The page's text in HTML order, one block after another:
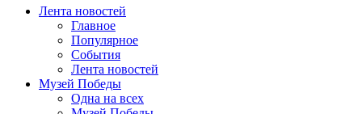
Лента новостей
Главное
Популярное
События
Лента новостей
Музей Победы
Одна на всех